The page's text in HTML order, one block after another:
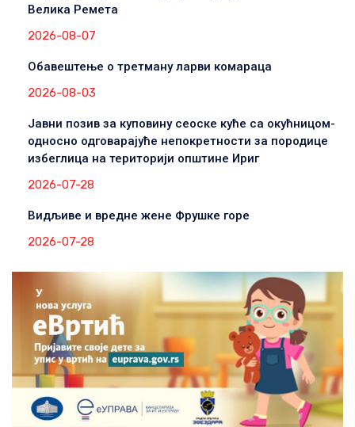
Велика Ремета
2026-08-07
Обавештење о третману ларви комараца
2026-08-03
Јавни позив за куповину сеоске куће са окућницом-
односно одговарајуће непокретности за породице
избеглица на територији општине Ириг
2026-07-28
Видљиве и вредне жене Фрушке горе
2026-07-28